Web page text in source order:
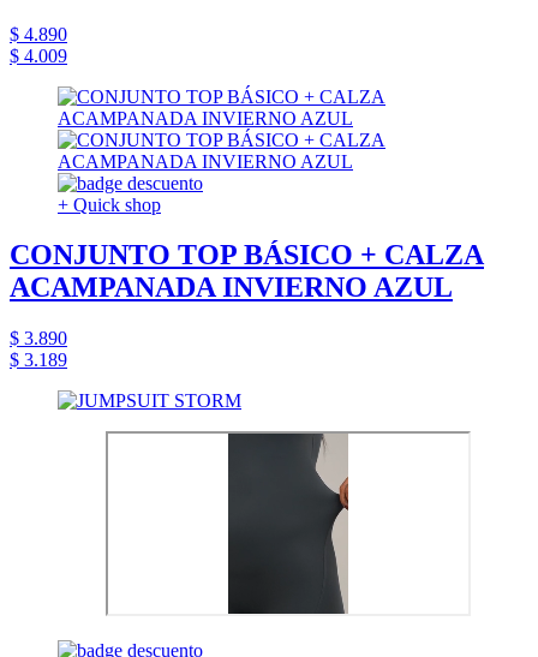
$ 4.890
$ 4.009
+ Quick shop
CONJUNTO TOP BÁSICO + CALZA
ACAMPANADA INVIERNO AZUL
$ 3.890
$ 3.189